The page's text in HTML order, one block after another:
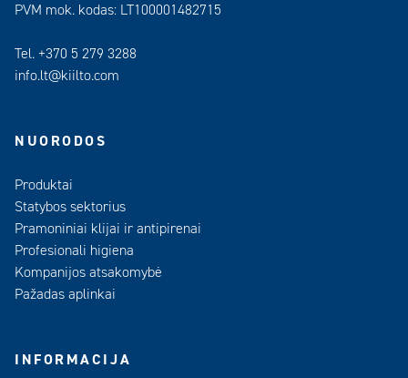
PVM mok. kodas: LT100001482715
Tel. +370 5 279 3288
info.lt@kiilto.com
NUORODOS
Produktai
Statybos sektorius
Pramoniniai klijai ir antipirenai
Profesionali higiena
Kompanijos atsakomybė
Pažadas aplinkai
INFORMACIJA